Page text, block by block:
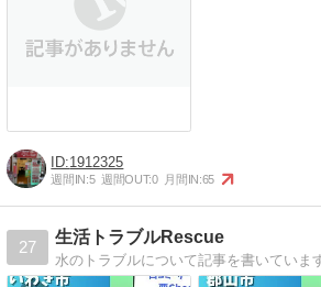
1912325
週間IN:5 週間OUT:0 月間IN:65
27
生活トラブルRescue